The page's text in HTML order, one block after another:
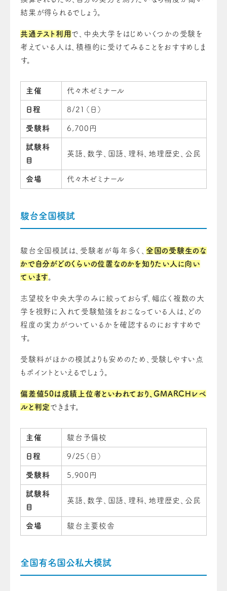
結果が得られるでしょう。
共通テスト利用 で、中央大学をはじめいくつかの受験を
考えている人は、積極的に受けてみることをおすすめしま
す。
主催 代々木ゼミナール
日程 8/21（日）
受験料 6,700円
試験科
目
英語、数学、国語、理科、地理歴史、公民
会場 代々木ゼミナール
駿台全国模試
駿台全国模試は、受験者が毎年多く、 全国の受験生のな
かで自分がどのくらいの位置なのかを知りたい人に向い
ています
志望校を中央大学のみに絞っておらず、幅広く複数の大
学を視野に入れて受験勉強をおこなっている人は、どの
程度の実力がついているかを確認するのにおすすめで
す。
受験料がほかの模試よりも安めのため、受験しやすい点
もポイントといえるでしょう。
偏差値50は成績上位者といわれており、GMARCHレベ
ルと判定 できます。
主催 駿台予備校
日程 9/25（日）
受験料 5,900円
試験科
目
英語、数学、国語、理科、地理歴史、公民
会場 駿台主要校舎
全国有名国公私大模試